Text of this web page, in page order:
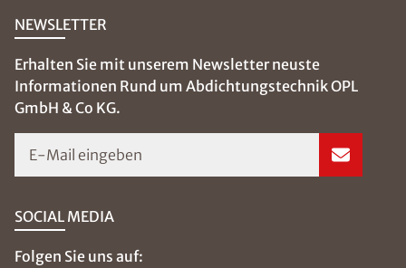
NEWSLETTER
Erhalten Sie mit unserem Newsletter neuste
Informationen Rund um Abdichtungstechnik OPL
GmbH & Co KG.
E-Mail eingeben
SOCIAL MEDIA
Folgen Sie uns auf: